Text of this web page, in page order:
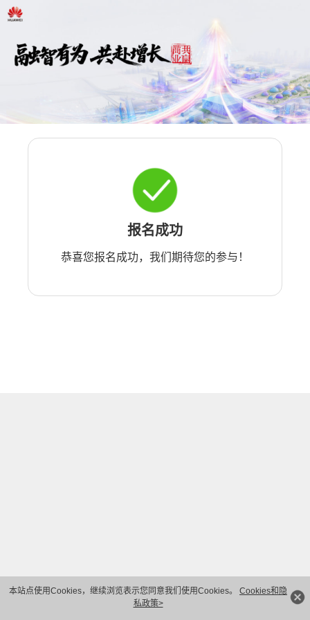
本站点使用Cookies，继续浏览表示您同意我们使用Cookies。 Cookies和隐
私政策>
报名成功
恭喜您报名成功，我们期待您的参与！